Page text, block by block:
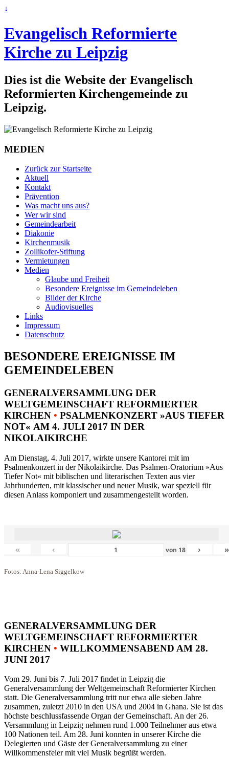
↓
Evangelisch Reformierte
Kirche zu Leipzig
Dies ist die Website der Evangelisch
Reformierten Kirchengemeinde zu
Leipzig.
MEDIEN
Zurück zur Startseite
Aktuell
Kontakt
Prävention
Was macht uns aus?
Wer wir sind
Gemeindearbeit
Diakonie
Kirchenmusik
Zollikofer-Stiftung
Vermietungen
Medien
Glaube und Freiheit
Besondere Ereignisse im Gemeindeleben
Bilder der Kirche
Audiovisuelles
Links
Impressum
Datenschutz
BESONDERE EREIGNISSE IM
GEMEINDELEBEN
GENERALVERSAMMLUNG DER
WELTGEMEINSCHAFT REFORMIERTER
KIRCHEN • PSALMENKONZERT »AUS TIEFER
NOT« AM 4. JULI 2017 IN DER
NIKOLAIKIRCHE
Am Dienstag, 4. Juli 2017, wirkte unsere Kantorei mit im
Psalmenkonzert in der Nikolaikirche. Das Psalmen-Oratorium »Aus
Tiefer Not« mit biblischen und literarischen Texten aus vier
Jahrhunderten, mit klassischer und neuer Musik, war speziell für
diesen Anlass komponiert und zusammengestellt worden.
« ‹ von 18 › »
Fotos: Anna-Lena Siggelkow
GENERALVERSAMMLUNG DER
WELTGEMEINSCHAFT REFORMIERTER
KIRCHEN • WILLKOMMENSABEND AM 28.
JUNI 2017
Vom 29. Juni bis 7. Juli 2017 findet in Leipzig die
Generalversammlung der Weltgemeinschaft Reformierter Kirchen
statt. Die Generalversammlung tritt nur etwa alle sieben Jahre
zusammen, zuletzt 2010 in den USA und 2004 in Ghana. Sie ist das
höchste beschlussfassende Organ der Gemeinschaft. An der 26.
Versammlung in Leipzig nehmen rund 1.000 Teilnehmer aus etwa
100 Nationen teil. Am 28. Juni konnten in unserer Kirche die
Delegierten und Gäste der Generalversammlung zu einer
Willkommensfeier mit viel Musik begrüßt werden.